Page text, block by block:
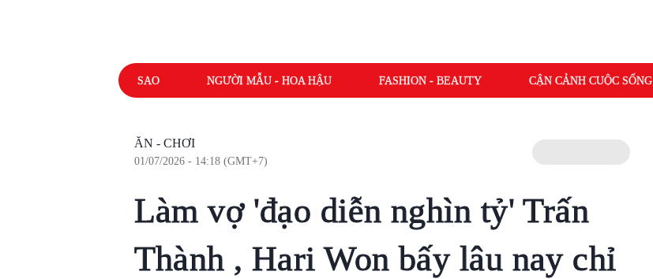
SAO NGƯỜI MẪU - HOA HẬU FASHION - BEAUTY CẬN CẢNH CUỘC SỐNG
ĂN - CHƠI
01/07/2026 - 14:18 (GMT+7)
Làm vợ 'đạo diễn nghìn tỷ' Trấn
Thành , Hari Won bấy lâu nay chỉ